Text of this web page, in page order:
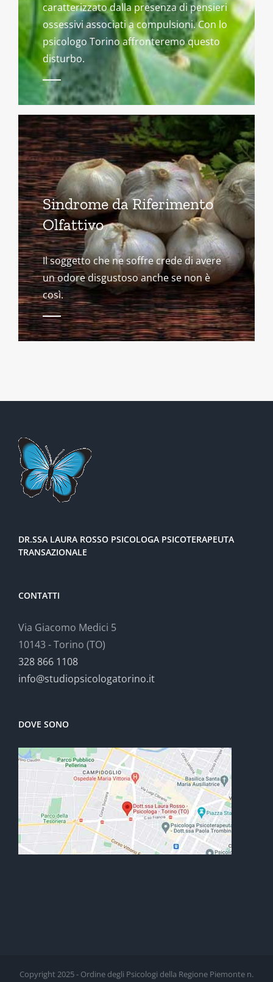
caratterizzato dalla presenza di pensieri
ossessivi associati a compulsioni. Con lo
psicologo Torino affronteremo questo
disturbo.
Sindrome da Riferimento
Olfattivo
Il soggetto che ne soffre crede di avere
un odore disgustoso anche se non è
così.
DR.SSA LAURA ROSSO PSICOLOGA PSICOTERAPEUTA
TRANSAZIONALE
CONTATTI
Via Giacomo Medici 5
10143 - Torino (TO)
328 866 1108
info@studiopsicologatorino.it
DOVE SONO
Copyright 2025 - Ordine degli Psicologi della Regione Piemonte n.